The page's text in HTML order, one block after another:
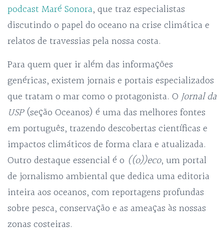
podcast Maré Sonora, que traz especialistas
discutindo o papel do oceano na crise climática e
relatos de travessias pela nossa costa.
Para quem quer ir além das informações
genéricas, existem jornais e portais especializados
que tratam o mar como o protagonista. OJornal da
USP(seção Oceanos) é uma das melhores fontes
em português, trazendo descobertas científicas e
impactos climáticos de forma clara e atualizada.
Outro destaque essencial é o ((o))eco, um portal
de jornalismo ambiental que dedica uma editoria
inteira aos oceanos, com reportagens profundas
sobre pesca, conservação e as ameaças às nossas
zonas costeiras.